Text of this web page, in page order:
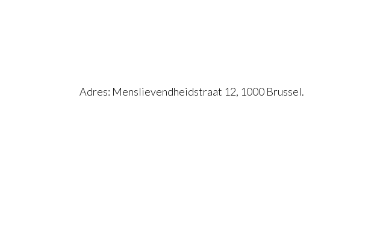
Adres: Menslievendheidstraat 12, 1000 Brussel.